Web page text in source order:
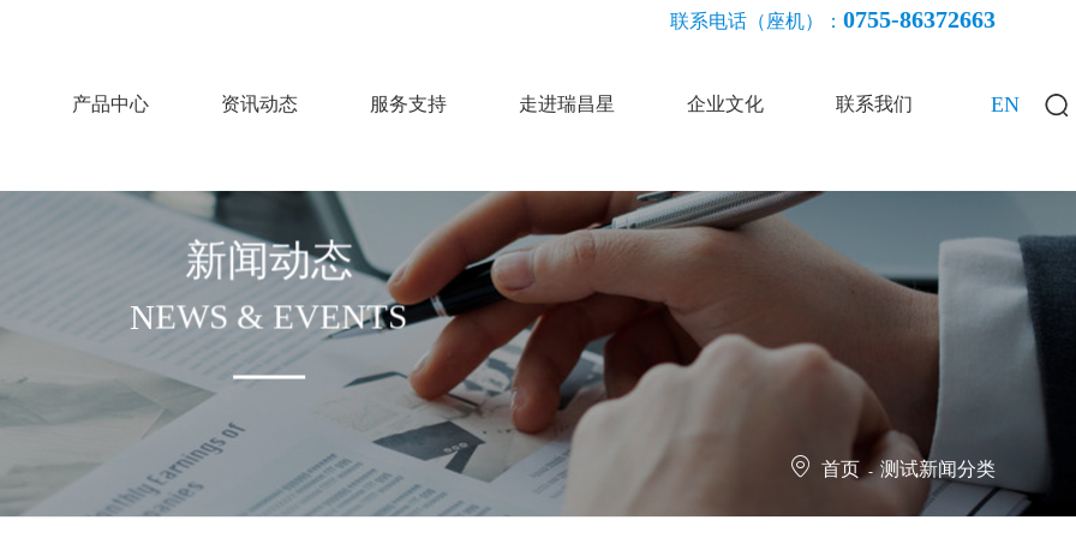
联系电话（座机）： 0755-86372663
产品中心 资讯动态 服务支持 走进瑞昌星 企业文化 联系我们 EN
新闻动态
NEWS & EVENTS
首页 - 测试新闻分类